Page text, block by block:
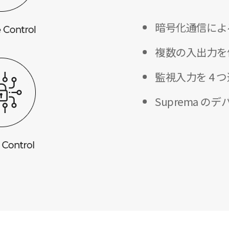
暗号化通信に
複数の入出力
監視入力を 4
Suprema のデ